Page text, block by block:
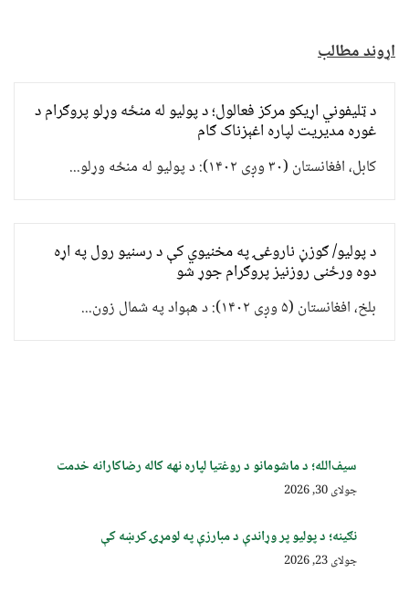
اړوند مطالب
د ټلیفوني اړیکو مرکز فعالول؛ د پولیو له منځه وړلو پروګرام د
غوره مدیریت لپاره اغېزناک ګام
کابل، افغانستان (۳۰ وږی ۱۴۰۲): د پولیو له منځه وړلو...
د پولیو/ ګوزڼ ناروغۍ په مخنیوي کې د رسنیو رول په اړه
دوه ورځنی روزنیز پروګرام جوړ شو
بلخ، افغانستان (۵ وږی ۱۴۰۲): د هېواد په شمال زون...
سیف‌الله؛ د ماشومانو د روغتیا لپاره نهه کاله رضاکارانه خدمت
جولای 30, 2026
نګینه؛ د پولیو پر وړاندې د مبارزې په لومړۍ کرښه کې
جولای 23, 2026